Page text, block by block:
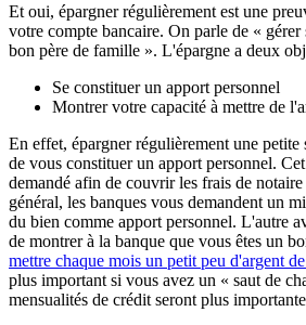
Et oui, épargner régulièrement est une
votre compte bancaire. On parle de « gérer
bon père de famille ». L'épargne a deux
Se constituer un apport personnel
Montrer votre capacité à mettre de
En effet, épargner régulièrement une petite
de vous constituer un apport personnel.
demandé afin de couvrir les frais de
général, les banques vous demandent un
du bien comme apport personnel. L'autre
de montrer à la banque que vous êtes un
mettre chaque mois un petit peu d'argent
plus important si vous avez un « saut de
mensualités de crédit seront plus